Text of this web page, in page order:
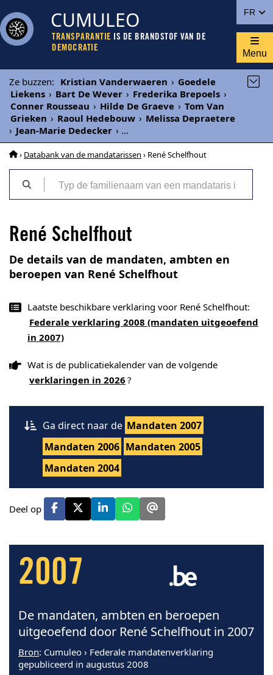
FR
CUMULEO
TRANSPARANTIE IS DE BRANDSTOF VAN DE
DEMOCRATIE
Menu
Ze buzzen: Kristian Vanderwaeren › Goedele
Liekens › Bart De Wever › Frederika Brepoels ›
Conner Rousseau › Hilde De Graeve › Tom Van
Grieken › Raoul Hedebouw › Melissa Depraetere
› Jean-Marie Dedecker › ...
› Databank van de mandatarissen › René Schelfhout
René Schelfhout
De details van de mandaten, ambten en
beroepen van René Schelfhout
Laatste beschikbare verklaring voor René Schelfhout:
Federale verklaring 2008 (mandaten uitgeoefend
in 2007)
Wat is de publicatiekalender van de volgende
verklaringen in 2026 ?
Ga direct naar de Mandaten 2007
Mandaten 2006 Mandaten 2005
Mandaten 2004
Deel op
2007
De mandaten, ambten en beroepen
uitgeoefend door René Schelfhout in 2007
Bron: Cumuleo › Federale mandatenverklaring
gepubliceerd in augustus 2008